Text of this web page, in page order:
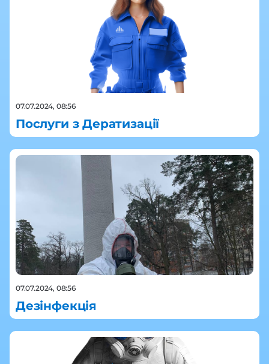
07.07.2024, 08:56
Послуги з Дератизації
07.07.2024, 08:56
Дезінфекція